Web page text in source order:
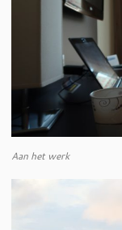
Aan het werk